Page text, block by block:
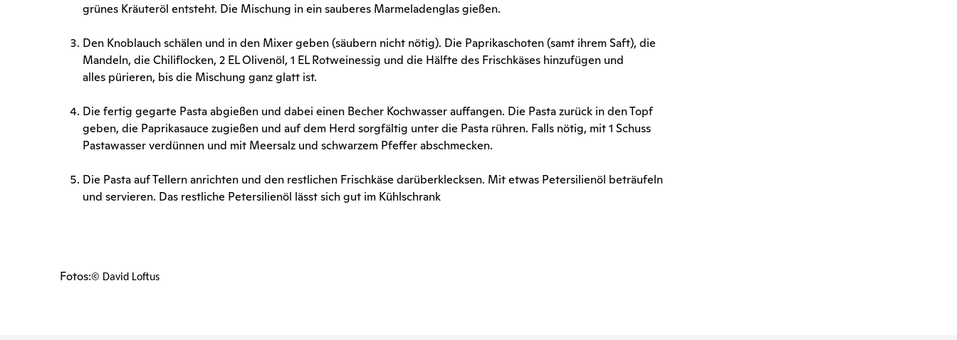
grünes Kräuteröl entsteht. Die Mischung in ein sauberes Marmeladenglas gießen.
Den Knoblauch schälen und in den Mixer geben (säubern nicht nötig). Die Paprikaschoten (samt ihrem Saft), die
Mandeln, die Chiliflocken, 2 EL Olivenöl, 1 EL Rotweinessig und die Hälfte des Frischkäses hinzufügen und
alles pürieren, bis die Mischung ganz glatt ist.
Die fertig gegarte Pasta abgießen und dabei einen Becher Kochwasser auffangen. Die Pasta zurück in den Topf
geben, die Paprikasauce zugießen und auf dem Herd sorgfältig unter die Pasta rühren. Falls nötig, mit 1 Schuss
Pastawasser verdünnen und mit Meersalz und schwarzem Pfeffer abschmecken.
Die Pasta auf Tellern anrichten und den restlichen Frischkäse darüberklecksen. Mit etwas Petersilienöl beträufeln
und servieren. Das restliche Petersilienöl lässt sich gut im Kühlschrank
Fotos:© David Loftus